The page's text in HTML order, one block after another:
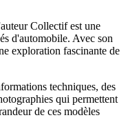
Collectif est une
d'automobile. Avec son
exploration fascinante de
techniques, des
qui permettent
de ces modèles